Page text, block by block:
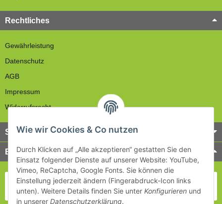
Rechtliches
Gewährleistung
Datenschutz
AGB
Impressum
Widerrufsrecht
Service
Bezahlung & Versand
Wie wir Cookies & Co nutzen
Durch Klicken auf „Alle akzeptieren“ gestatten Sie den
Einsatz folgender Dienste auf unserer Website: YouTube,
Vimeo, ReCaptcha, Google Fonts. Sie können die
Einstellung jederzeit ändern (Fingerabdruck-Icon links
unten). Weitere Details finden Sie unter Konfigurieren und
in unserer Datenschutzerklärung.